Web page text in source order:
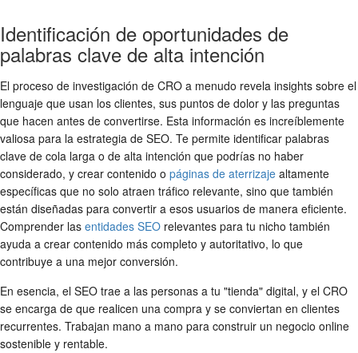
Identificación de oportunidades de
palabras clave de alta intención
El proceso de investigación de CRO a menudo revela insights sobre el
lenguaje que usan los clientes, sus puntos de dolor y las preguntas
que hacen antes de convertirse. Esta información es increíblemente
valiosa para la estrategia de SEO. Te permite identificar palabras
clave de cola larga o de alta intención que podrías no haber
considerado, y crear contenido o páginas de aterrizaje altamente
específicas que no solo atraen tráfico relevante, sino que también
están diseñadas para convertir a esos usuarios de manera eficiente.
Comprender las entidades SEO relevantes para tu nicho también
ayuda a crear contenido más completo y autoritativo, lo que
contribuye a una mejor conversión.
En esencia, el SEO trae a las personas a tu "tienda" digital, y el CRO
se encarga de que realicen una compra y se conviertan en clientes
recurrentes. Trabajan mano a mano para construir un negocio online
sostenible y rentable.